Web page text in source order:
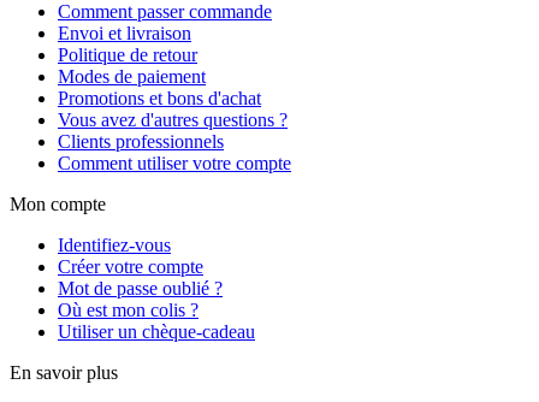
Comment passer commande
Envoi et livraison
Politique de retour
Modes de paiement
Promotions et bons d'achat
Vous avez d'autres questions ?
Clients professionnels
Comment utiliser votre compte
Mon compte
Identifiez-vous
Créer votre compte
Mot de passe oublié ?
Où est mon colis ?
Utiliser un chèque-cadeau
En savoir plus